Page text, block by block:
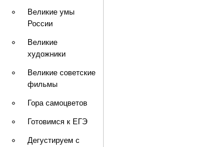
Великие умы
России
Великие
художники
Великие советские
фильмы
Гора самоцветов
Готовимся к ЕГЭ
Дегустируем с